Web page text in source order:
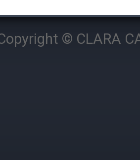
© CLARA